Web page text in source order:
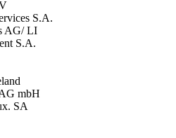
S.A.
AG/ LI
S.A.
mbH
SA